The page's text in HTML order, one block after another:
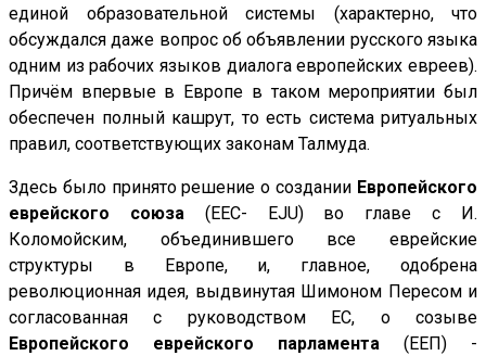
единой образовательной системы (характерно, что
обсуждался даже вопрос об объявлении русского языка
одним из рабочих языков диалога европейских евреев).
Причём впервые в Европе в таком мероприятии был
обеспечен полный кашрут, то есть система ритуальных
правил, соответствующих законам Талмуда.
Здесь было принято решение о создании Европейского
еврейского союза(ЕЕС- EJU) во главе с И.
Коломойским, объединившего все еврейские
структуры в Европе, и, главное, одобрена
революционная идея, выдвинутая Шимоном Пересом и
согласованная с руководством ЕС, о созыве
Европейского еврейского парламента (ЕЕП) -